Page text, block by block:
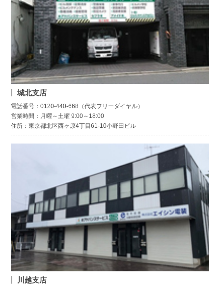
城北支店
電話番号：0120-440-668（代表フリーダイヤル）
営業時間：月曜～土曜 9:00～18:00
住所：東京都北区西ヶ原4丁目61-10小野田ビル
川越支店